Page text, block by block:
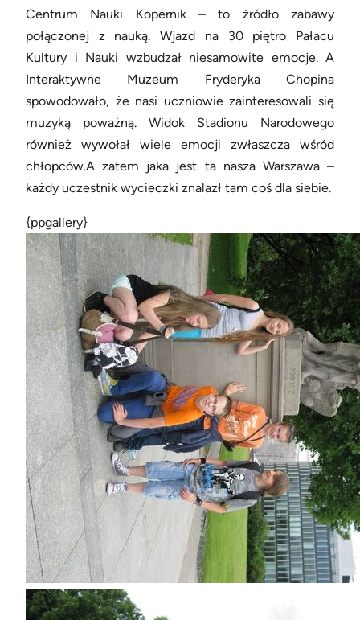
Centrum Nauki Kopernik – to źródło zabawy
połączonej z nauką. Wjazd na 30 piętro Pałacu
Kultury i Nauki wzbudzał niesamowite emocje. A
Interaktywne Muzeum Fryderyka Chopina
spowodowało, że nasi uczniowie zainteresowali się
muzyką poważną. Widok Stadionu Narodowego
również wywołał wiele emocji zwłaszcza wśród
chłopców.A zatem jaka jest ta nasza Warszawa –
każdy uczestnik wycieczki znalazł tam coś dla siebie.
{ppgallery}